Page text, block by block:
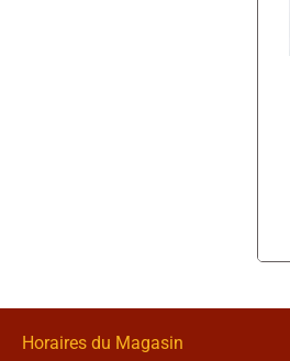
Horaires du Magasin